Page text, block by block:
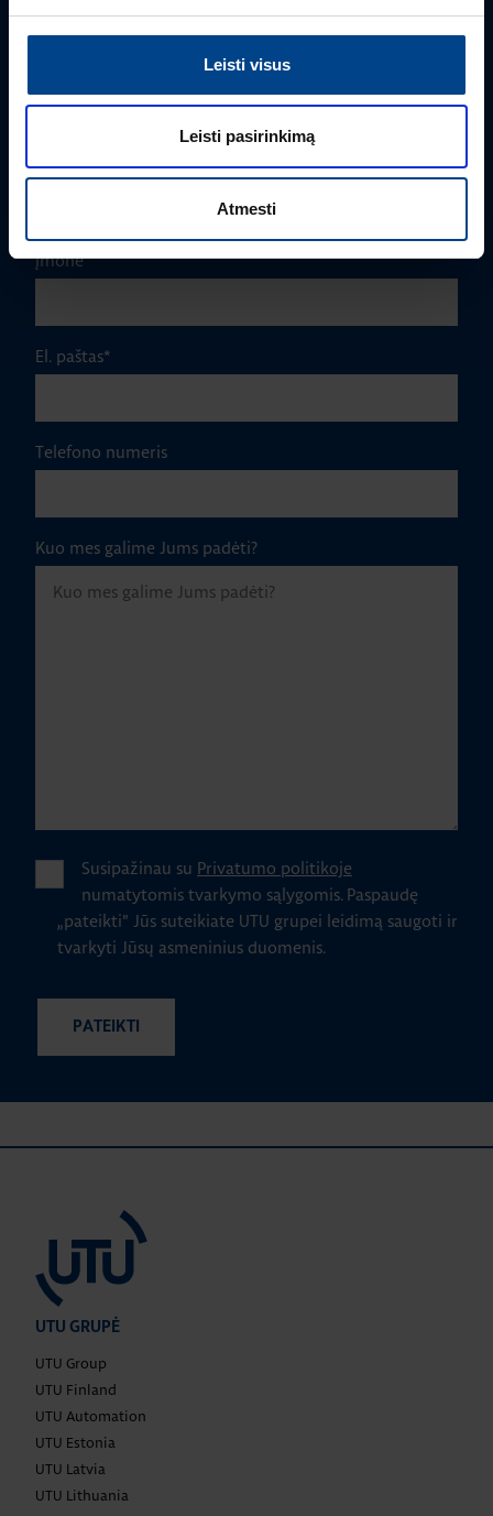
Leisti visus
Leisti pasirinkimą
Atmesti
Pavardė*
Įmonė
El. paštas*
Telefono numeris
Kuo mes galime Jums padėti?
Susipažinau su Privatumo politikoje
numatytomis tvarkymo sąlygomis. Paspaudę
„pateikti" Jūs suteikiate UTU grupei leidimą saugoti ir
tvarkyti Jūsų asmeninius duomenis.
UTU GRUPĖ
UTU Group
UTU Finland
UTU Automation
UTU Estonia
UTU Latvia
UTU Lithuania